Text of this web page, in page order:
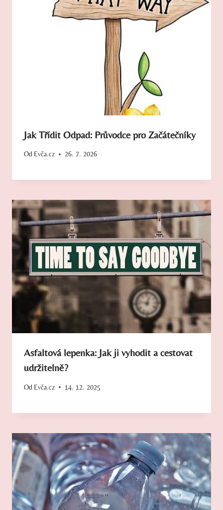
Jak Třídit Odpad: Průvodce pro Začátečníky
Od Evča.cz 26. 7. 2026
Asfaltová lepenka: Jak ji vyhodit a cestovat
udržitelně?
Od Evča.cz 14. 12. 2025